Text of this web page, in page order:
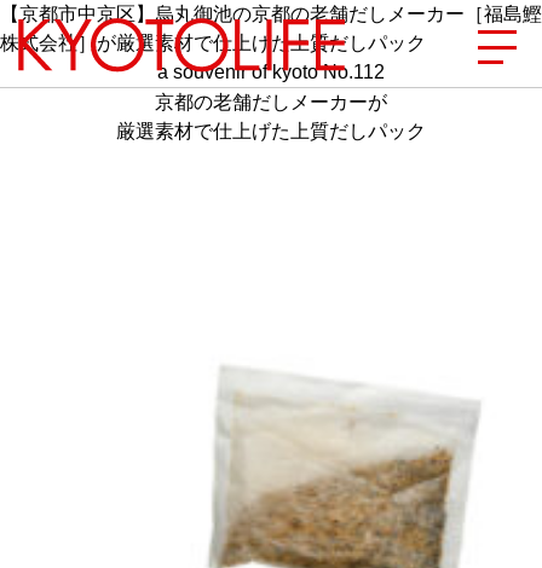
エリアから探す
【京都市中京区】烏丸御池の京都の老舗だしメーカー［福島鰹
株式会社］が厳選素材で仕上げた上質だしパック
a souvenir of kyoto No.112
京都の老舗だしメーカーが
厳選素材で仕上げた上質だしパック